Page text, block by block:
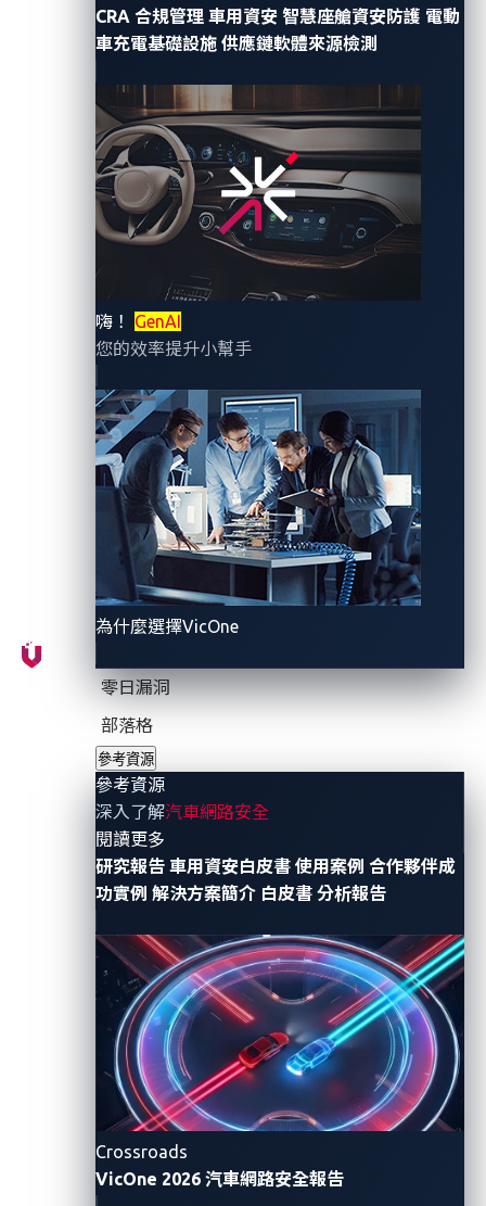
CRA 合規管理 車用資安 智慧座艙資安防護 電動
車充電基礎設施 供應鏈軟體來源檢測
嗨！ GenAI
您的效率提升小幫手
為什麼選擇VicOne
零日漏洞
部落格
參考資源
參考資源
深入了解汽車網路安全
閱讀更多
研究報告 車用資安白皮書 使用案例 合作夥伴成
功實例 解決方案簡介 白皮書 分析報告
Crossroads
VicOne 2026 汽車網路安全報告
VicOne 與 P3 digital services 攜手合作，於 CES 2025
共同展示安全的 AI 智慧座艙解決方案，為汽車駕駛者提
供免持控制、導航支援及個人化協助
CES 2025展示P3 digital services SPARQ AI語音個人助
理以及VicOne 的車載AI守護者( AI Guardian)解決方案
如何提供網路安全防護
今天宣布，將在 CES 2025 上展示其車載AI守護
者( AI Guardian)解決方案，並為P3 digital services
供的 SPARQ AI 語音個人助理(AI Voice Personal
Assistant)提供資安保護。P3 集團在 CES 2025 的展位
– 4266) 將進行解決方案的聯合展示。
此外，VicOne 的網路安全架構師 Jay Yaneza 將於 1 月
9 日上午 11:30 在AWS Theater進行主題演講，題目為
「生成式AI：SDV 時代轉變汽車產品安全風險管理的變
革者」。與會者將了解 VicOne 如何利用 AWS 的 AI 服
務來協助日本商用車領導製造商UD Trucks 應對軟體定
義車輛（SDV）相關的
制、數據過載以及應對
「關於車輛網路安全審核及網路安全管理系統規
範的統一條款」的挑戰。
P3 digital services 的 SPARQ AI 語音個人助理是一款直
觀的車內小幫手，能在副駕為駕駛人提供免持控制、導
航支援及個人化協助。而 VicOne 的車載AI守護者( AI
Guardian)作為其智慧座艙防護組合的一部分，能為 AI
應用（如 P3 的 SPARQ AI 語音個人助理）提供保護，防
止 AI 提示注入、不安全的輸出以及第三方插件漏洞而導
致的資料外洩。
P3 digital services 的首席技術長兼董事總經理 Marius
Mailat 表示：「駕駛者可透過我們的 AI 語音個人助理
無縫控制汽車功能，即時調節溫度或更換音樂；同時，
VicOne 的 AI 守護者資安方案能避免敏感資料洩露，並